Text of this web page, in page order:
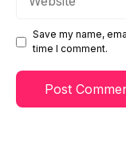
Save my name,
time I comment.